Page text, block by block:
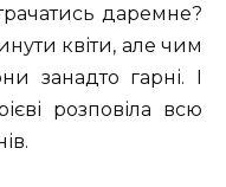
даремне?
квіти, але чим
занадто гарні. І
розповіла всю